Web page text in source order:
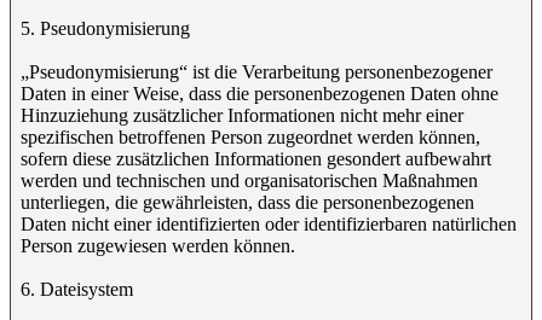
5. Pseudonymisierung
„Pseudonymisierung“ ist die Verarbeitung personenbezogener
Daten in einer Weise, dass die personenbezogenen Daten ohne
Hinzuziehung zusätzlicher Informationen nicht mehr einer
spezifischen betroffenen Person zugeordnet werden können,
sofern diese zusätzlichen Informationen gesondert aufbewahrt
werden und technischen und organisatorischen Maßnahmen
unterliegen, die gewährleisten, dass die personenbezogenen
Daten nicht einer identifizierten oder identifizierbaren natürlichen
Person zugewiesen werden können.
6. Dateisystem